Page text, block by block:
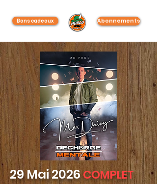
Bons cadeaux Abonnements
29 Mai 2026COMPLET